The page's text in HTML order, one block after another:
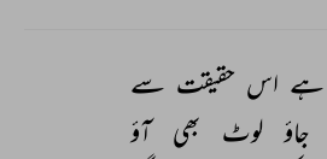
ہے اس حقیقت سے
جاؤ لوٹ بھی آؤ